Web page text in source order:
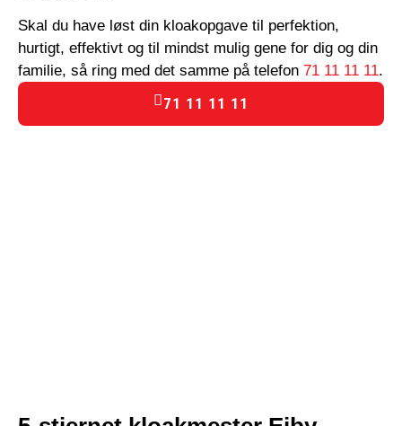
Skal du have løst din kloakopgave til perfektion,
hurtigt, effektivt og til mindst mulig gene for dig og din
familie, så ring med det samme på telefon 71 11 11 11.
71 11 11 11